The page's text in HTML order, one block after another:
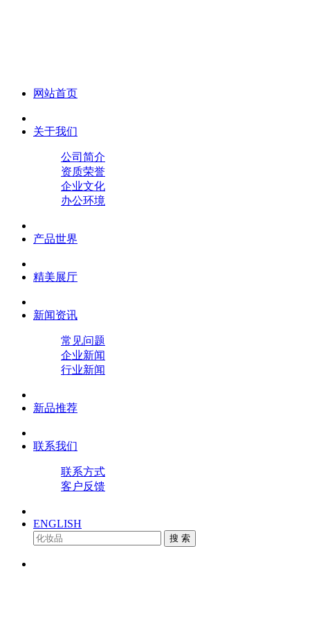
网站首页
关于我们
公司简介
资质荣誉
企业文化
办公环境
产品世界
精美展厅
新闻资讯
常见问题
企业新闻
行业新闻
新品推荐
联系我们
联系方式
客户反馈
ENGLISH